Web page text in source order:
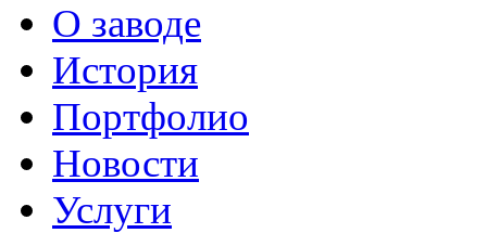
О заводе
История
Портфолио
Новости
Услуги